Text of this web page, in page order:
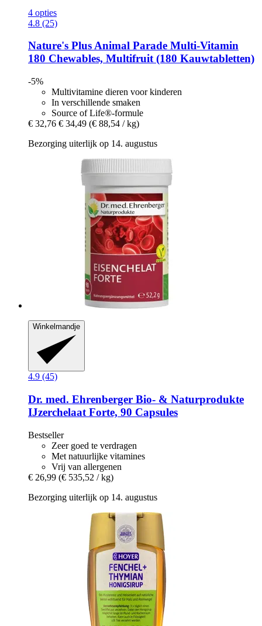
4 opties
4.8 (25)
Nature's PlusAnimal Parade Multi-​Vitamin
180 Chewables, Multifruit (180 Kauwtabletten)
-5%
Multivitamine dieren voor kinderen
In verschillende smaken
Source of Life®-formule
€ 32,76 € 34,49 (€ 88,54 / kg)
Bezorging uiterlijk op 14. augustus
Winkelmandje
4.9 (45)
Dr. med. Ehrenberger Bio- & Naturprodukte
IJzerchelaat Forte, 90 Capsules
Bestseller
Zeer goed te verdragen
Met natuurlijke vitamines
Vrij van allergenen
€ 26,99 (€ 535,52 / kg)
Bezorging uiterlijk op 14. augustus